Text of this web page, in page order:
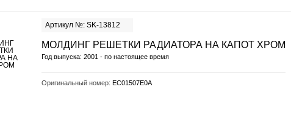
Артикул №: SK-13812
МОЛДИНГ РЕШЕТКИ РАДИАТОРА НА КАПОТ ХРОМ
Год выпуска: 2001 - по настоящее время
Оригинальный номер: EC01507E0A